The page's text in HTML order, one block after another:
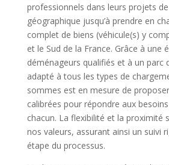
professionnels dans leurs projets
géographique jusqu’à prendre en
complet de biens (véhicule(s) y
et le Sud de la France. Grâce à une
déménageurs qualifiés et à un parc
adapté à tous les types de
sommes est en mesure de
calibrées pour répondre aux
chacun. La flexibilité et la proximité
nos valeurs, assurant ainsi un suivi
étape du processus.